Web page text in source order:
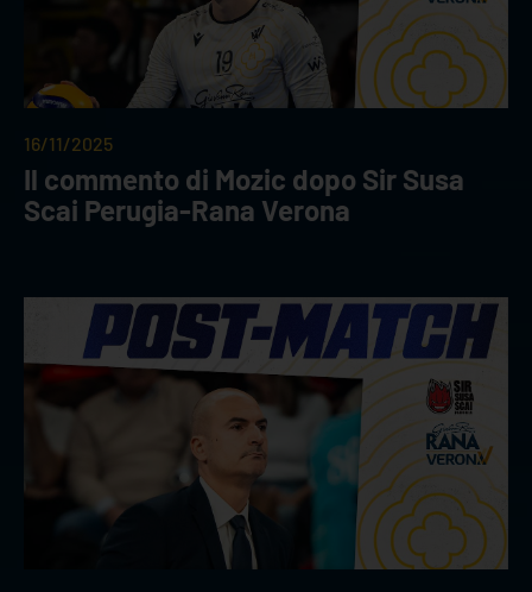
16/11/2025
Il commento di Mozic dopo Sir Susa
Scai Perugia-Rana Verona